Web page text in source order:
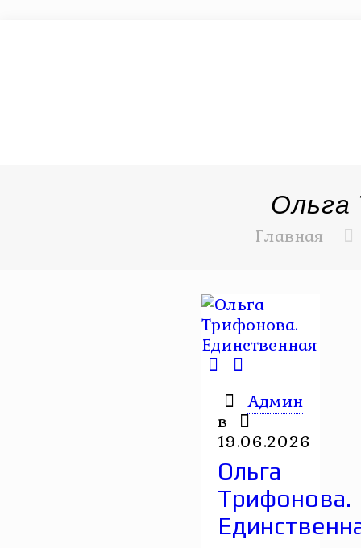
Ольга
Главная
Админ
в
19.06.2026
Ольга
Трифонова.